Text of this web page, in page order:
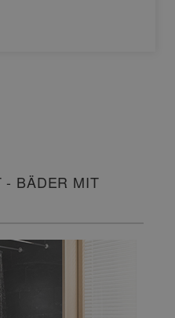
- BÄDER MIT